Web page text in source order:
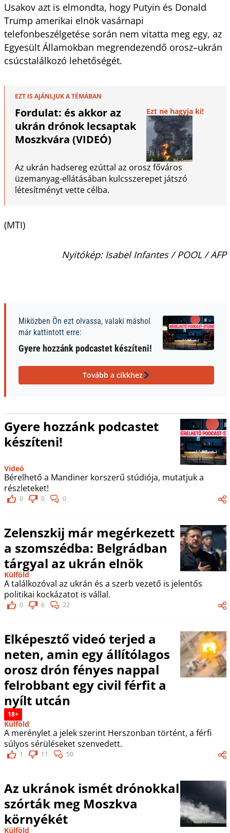
Usakov azt is elmondta, hogy Putyin és Donald
Trump amerikai elnök vasárnapi
telefonbeszélgetése során nem vitatta meg egy, az
Egyesült Államokban megrendezendő orosz–ukrán
csúcstalálkozó lehetőségét.
EZT IS AJÁNLJUK A TÉMÁBAN
Fordulat: és akkor az
ukrán drónok lecsaptak
Moszkvára (VIDEÓ)
Ezt ne hagyja ki!
Az ukrán hadsereg ezúttal az orosz főváros
üzemanyag-ellátásában kulcsszerepet játszó
létesítményt vette célba.
(MTI)
Nyitókép: Isabel Infantes / POOL / AFP
Miközben Ön ezt olvassa, valaki máshol
már kattintott erre:
Gyere hozzánk podcastet készíteni!
Tovább a cikkhez
Gyere hozzánk podcastet
készíteni!
Videó
Bérelhető a Mandiner korszerű stúdiója, mutatjuk a
részleteket!
0 0 0
Zelenszkij már megérkezett
a szomszédba: Belgrádban
tárgyal az ukrán elnök
Külföld
A találkozóval az ukrán és a szerb vezető is jelentős
politikai kockázatot is vállal.
0 6 22
Elképesztő videó terjed a
neten, amin egy állítólagos
orosz drón fényes nappal
felrobbant egy civil férfit a
nyílt utcán
18+
Külföld
A merénylet a jelek szerint Herszonban történt, a férfi
súlyos sérüléseket szenvedett.
1 11 50
Az ukránok ismét drónokkal
szórták meg Moszkva
környékét
Külföld